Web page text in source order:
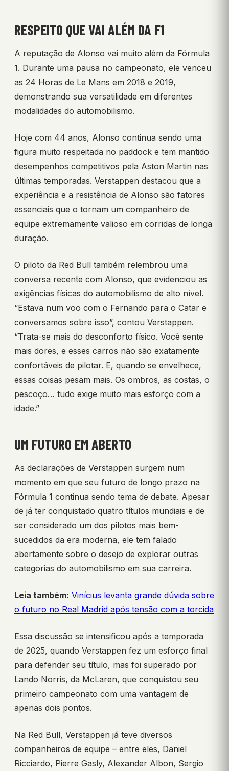
RESPEITO QUE VAI ALÉM DA F1
A reputação de Alonso vai muito além da Fórmula
1. Durante uma pausa no campeonato, ele venceu
as 24 Horas de Le Mans em 2018 e 2019,
demonstrando sua versatilidade em diferentes
modalidades do automobilismo.
Hoje com 44 anos, Alonso continua sendo uma
figura muito respeitada no paddock e tem mantido
desempenhos competitivos pela Aston Martin nas
últimas temporadas. Verstappen destacou que a
experiência e a resistência de Alonso são fatores
essenciais que o tornam um companheiro de
equipe extremamente valioso em corridas de longa
duração.
O piloto da Red Bull também relembrou uma
conversa recente com Alonso, que evidenciou as
exigências físicas do automobilismo de alto nível.
“Estava num voo com o Fernando para o Catar e
conversamos sobre isso”, contou Verstappen.
“Trata-se mais do desconforto físico. Você sente
mais dores, e esses carros não são exatamente
confortáveis de pilotar. E, quando se envelhece,
essas coisas pesam mais. Os ombros, as costas, o
pescoço… tudo exige muito mais esforço com a
idade.”
UM FUTURO EM ABERTO
As declarações de Verstappen surgem num
momento em que seu futuro de longo prazo na
Fórmula 1 continua sendo tema de debate. Apesar
de já ter conquistado quatro títulos mundiais e de
ser considerado um dos pilotos mais bem-
sucedidos da era moderna, ele tem falado
abertamente sobre o desejo de explorar outras
categorias do automobilismo em sua carreira.
Leia também: Vinícius levanta grande dúvida sobre
o futuro no Real Madrid após tensão com a torcida
Essa discussão se intensificou após a temporada
de 2025, quando Verstappen fez um esforço final
para defender seu título, mas foi superado por
Lando Norris, da McLaren, que conquistou seu
primeiro campeonato com uma vantagem de
apenas dois pontos.
Na Red Bull, Verstappen já teve diversos
companheiros de equipe – entre eles, Daniel
Ricciardo, Pierre Gasly, Alexander Albon, Sergio